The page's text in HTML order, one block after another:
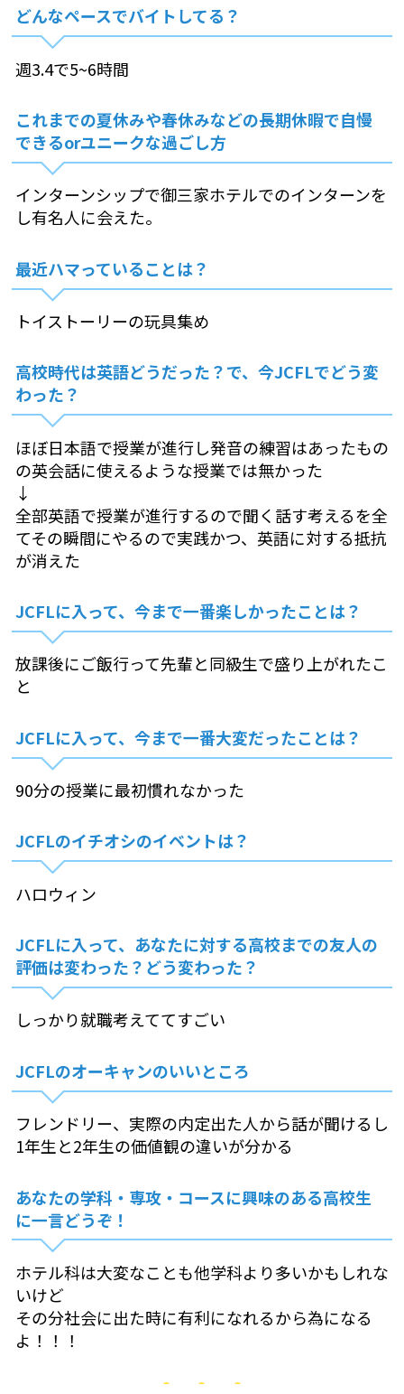
どんなペースでバイトしてる？
週3.4で5~6時間
これまでの夏休みや春休みなどの長期休暇で自慢
できるorユニークな過ごし方
インターンシップで御三家ホテルでのインターンを
し有名人に会えた。
最近ハマっていることは？
トイストーリーの玩具集め
高校時代は英語どうだった？で、今JCFLでどう変
わった？
ほぼ日本語で授業が進行し発音の練習はあったもの
の英会話に使えるような授業では無かった
↓
全部英語で授業が進行するので聞く話す考えるを全
てその瞬間にやるので実践かつ、英語に対する抵抗
が消えた
JCFLに入って、今まで一番楽しかったことは？
放課後にご飯行って先輩と同級生で盛り上がれたこ
と
JCFLに入って、今まで一番大変だったことは？
90分の授業に最初慣れなかった
JCFLのイチオシのイベントは？
ハロウィン
JCFLに入って、あなたに対する高校までの友人の
評価は変わった？どう変わった？
しっかり就職考えててすごい
JCFLのオーキャンのいいところ
フレンドリー、実際の内定出た人から話が聞けるし
1年生と2年生の価値観の違いが分かる
あなたの学科・専攻・コースに興味のある高校生
に一言どうぞ！
ホテル科は大変なことも他学科より多いかもしれな
いけど
その分社会に出た時に有利になれるから為になる
よ！！！